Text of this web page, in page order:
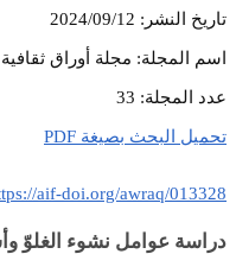
تاريخ النشر: 2024/09/12
اسم المجلة: مجلة أوراق ثقافية
عدد المجلة: 33
تحميل البحث بصيغة PDF
aif-doi.org/awraq/013328
دراسة عوامل نشوء الغلوّ